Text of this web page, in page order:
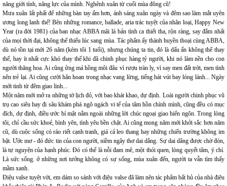
năng giới tính, năng lực của mình. Nghênh xuân từ cuối mùa đông cũ!
Mưa xuân lất phất để những bàn tay ấm hơn, ánh sáng xuân ngày và đêm sao làm mắt uyên
ương long lanh thế! Bên những romance, ballade, aria trác tuyệt của nhân loại, Happy New
Year (ra đời 1981) của ban nhạc ABBA mãi là bản tình ca thiết tha, rộn ràng, say đắm nhất
của mọi thời đại, không thể thiếu lúc sang mùa. Tác phẩm ấy thành huyền thoại cùng ABBA,
dù nó tồn tại mới 26 năm (kém tôi 1 tuổi), nhưng chúng ta tin, đó là dấu ấn không thể thay
thế, hay ít nhất cực khó thay thế khi đã chinh phục hàng tỷ người, khi nó làm nền cho con
người thăng hoa. Ai cũng ửng má hồng môi đâu vì rượu tràn ly, vì say men đất trời, men tình
nên trẻ lại. Ai cũng cười hân hoan trong nhạc vang lừng, tiếng hát vút bay lóng lánh... Ngày
mới tinh từ đêm giao linh...
Một năm mới mở ra những tờ lịch đỏ, với bao khát khao, dự định. Loài người chinh phục vũ
trụ cao siêu hay đi sâu khám phá ngõ ngách vi tế của tâm hồn chính mình, cũng đều có mục
đích, dự định, điều ước bí mật nằm ngoài những lời chúc ngoại giao hiển ngôn. Trong lòng
tôi, chỉ cầu sức khoẻ, bình yên, tình yêu bền chặt. Ai cũng mong năm mới khởi sắc hơn năm
cũ, dù cuộc sống có ráo riết cạnh tranh, giá cả leo thang hay những chiến trường không im
bặt. Ước mơ - đó đức tin của con người, niềm ngây thơ dai dẳng. Sự dai dẳng được chờ đón,
là tự nguyện của hạnh phúc. Đó có thể là nỗi đam mê, một thói quen, lòng quyết tâm, ý chí.
Là sức sống. ở những nơi tưởng không có sự sống, mùa xuân đến, người ta vẫn tìm thấy
mầm xanh.
Điệu valse tuyệt vời, em dám so sánh với điệu valse đã làm nên tác phẩm bất hủ của nhà điêu